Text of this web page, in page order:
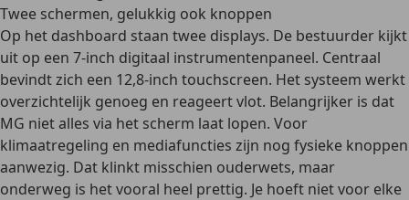
Twee schermen, gelukkig ook knoppen
Op het dashboard staan twee displays. De bestuurder kijkt
uit op een 7-inch digitaal instrumentenpaneel. Centraal
bevindt zich een 12,8-inch touchscreen. Het systeem werkt
overzichtelijk genoeg en reageert vlot. Belangrijker is dat
MG niet alles via het scherm laat lopen. Voor
klimaatregeling en mediafuncties zijn nog fysieke knoppen
aanwezig. Dat klinkt misschien ouderwets, maar
onderweg is het vooral heel prettig. Je hoeft niet voor elke